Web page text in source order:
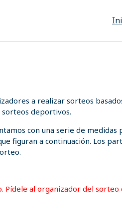
a realizar sorteos
sorteos deportivos.
con una serie de
figuran a continuación. Los
Pídele al organizador del